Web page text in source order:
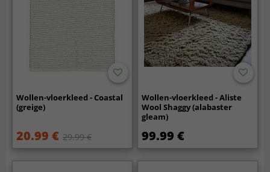
Wollen-vloerkleed - Coastal
(greige)
20.99 € 29.99 €
Wollen-vloerkleed - Aliste
Wool Shaggy (alabaster
gleam)
99.99 €